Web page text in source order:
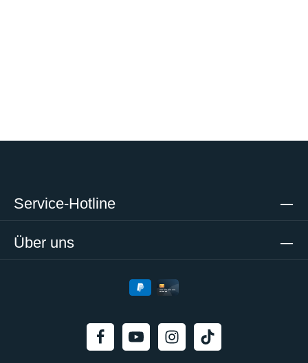
Service-Hotline
Über uns